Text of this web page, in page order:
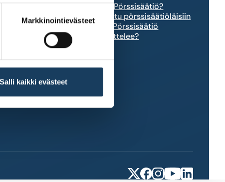
Markkinointievästeet
Salli kaikki evästeet
Mikä Pörssisäätiö?
Tutustu pörssisäätiöläisiin
Mitä Pörssisäätiö
tavoittelee?
X Facebook
Instagram
YouTubeLinkedIn